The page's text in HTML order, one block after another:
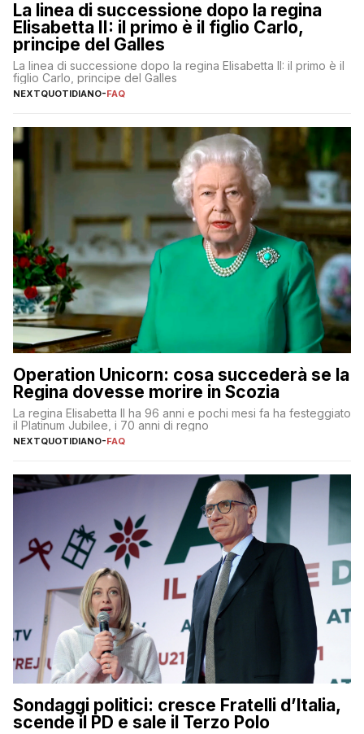
La linea di successione dopo la regina
Elisabetta II: il primo è il figlio Carlo,
principe del Galles
La linea di successione dopo la regina Elisabetta II: il primo è il
figlio Carlo, principe del Galles
NEXTQUOTIDIANO-FAQ
Operation Unicorn: cosa succederà se la
Regina dovesse morire in Scozia
La regina Elisabetta II ha 96 anni e pochi mesi fa ha festeggiato
il Platinum Jubilee, i 70 anni di regno
NEXTQUOTIDIANO-FAQ
Sondaggi politici: cresce Fratelli d’Italia,
scende il PD e sale il Terzo Polo